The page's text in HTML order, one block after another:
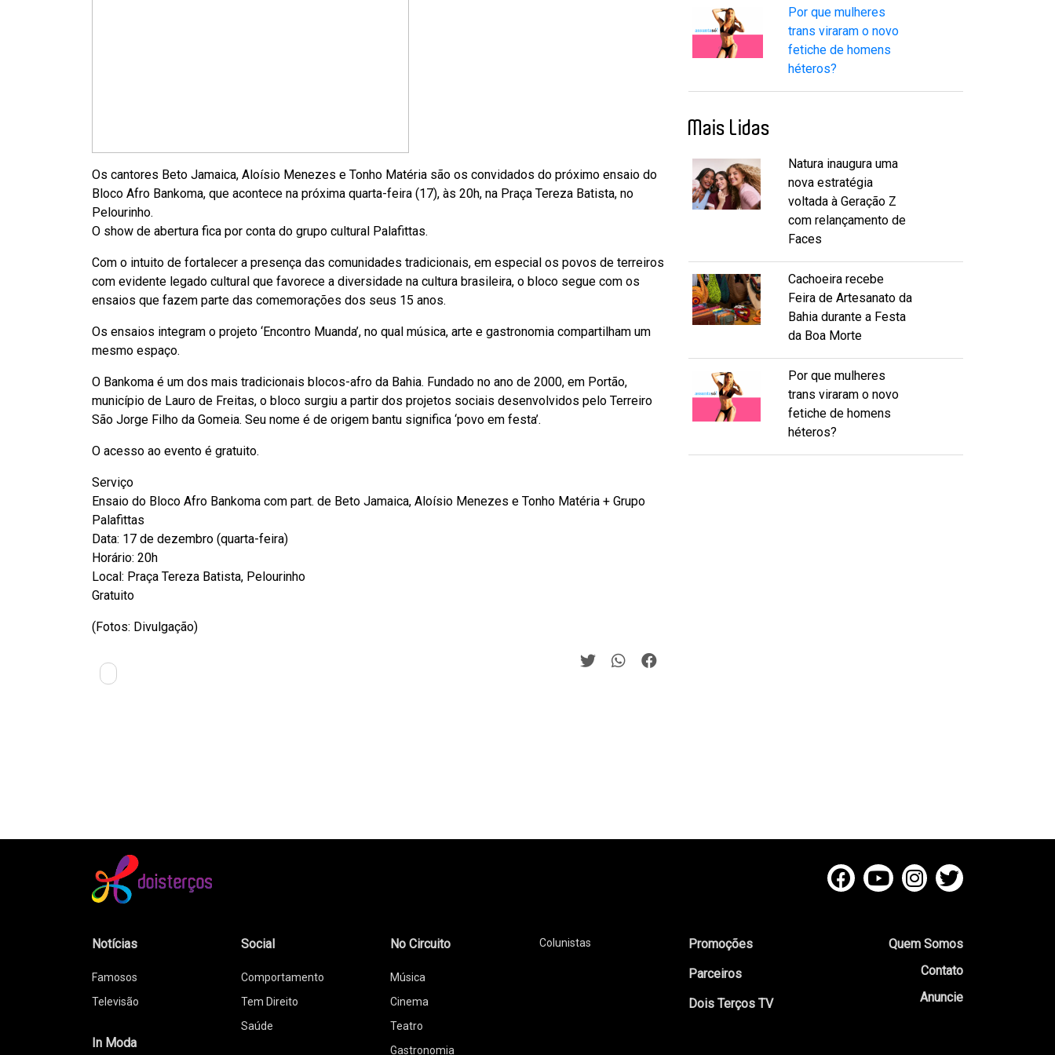
Os cantores Beto Jamaica, Aloísio Menezes e ​Tonho Matéria são os convidados do próximo ensaio do
Bloco Afro Bankoma, que acontece na próxima quarta-feira (17), às 20h, na Praça Tereza Batista, no
Pelourinho.
O show de abertura fica por conta do grupo cultural Palafittas.
Com o intuito de fortalecer a presença das comunidades tradicionais, em especial os povos de terreiros
com evidente legado cultural que favorece a diversidade na cultura brasileira, o bloco segue com os
ensaios que fazem parte das comemorações dos seus 15 anos.
Os ensaios integram o projeto ‘Encontro Muanda’, no qual música, arte e gastronomia compartilham um
mesmo espaço.
O Bankoma é um dos mais tradicionais blocos-afro da Bahia. Fundado no ano de 2000, em Portão,
município de Lauro de Freitas, o bloco surgiu a partir dos projetos sociais desenvolvidos pelo Terreiro
São Jorge Filho da Gomeia. Seu nome é de origem bantu significa ‘povo em festa’.
O acesso ao evento é gratuito.
Serviço
Ensaio do Bloco Afro Bankoma com part. de Beto Jamaica, Aloísio Menezes e Tonho Matéria + Grupo
Palafittas
Data: 17 de dezembro (quarta-feira)
Horário: 20h
Local: Praça Tereza Batista, Pelourinho
Gratuito
(Fotos: Divulgação)
Por que mulheres
trans viraram o novo
fetiche de homens
héteros?
Mais Lidas
Natura inaugura uma
nova estratégia
voltada à Geração Z
com relançamento de
Faces
Cachoeira recebe
Feira de Artesanato da
Bahia durante a Festa
da Boa Morte
Por que mulheres
trans viraram o novo
fetiche de homens
héteros?
Notícias
Famosos
Televisão
In Moda
Social
Comportamento
Tem Direito
Saúde
No Circuito
Música
Cinema
Teatro
Gastronomia
Colunistas
Promoções
Parceiros
Dois Terços TV
Quem Somos
Contato
Anuncie